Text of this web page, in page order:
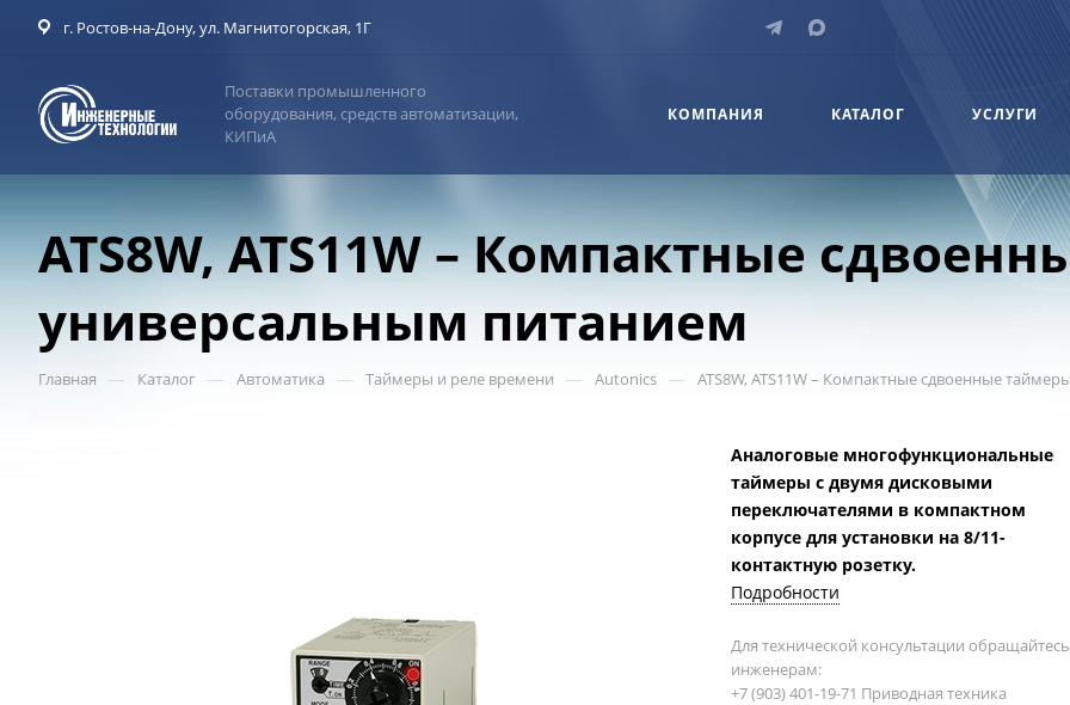
г. Ростов-на-Дону, ул. Магнитогорская, 1Г
Поставки промышленного
оборудования, средств автоматизации,
КИПиА
КОМПАНИЯ КАТАЛОГ УСЛУГИ
ATS8W, ATS11W – Компактные
универсальным питанием
Главная — Каталог — Автоматика — Таймеры и реле времени — Autonics — ATS8W, ATS11W – Компактные сдвоенные
Аналоговые многофункциональные
таймеры с двумя дисковыми
переключателями в компактном
корпусе для установки на 8/11-
контактную розетку.
Подробности
Для технической консультации
инженерам:
+7 (903) 401-19-71 Приводная техника